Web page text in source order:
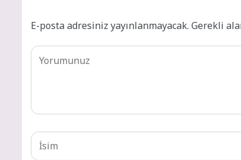
E-posta adresiniz yayınlanmayacak. Gerekli